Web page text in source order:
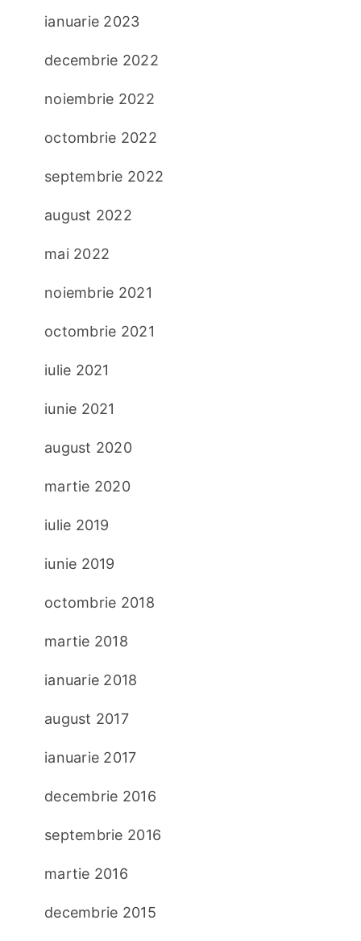
ianuarie 2023
decembrie 2022
noiembrie 2022
octombrie 2022
septembrie 2022
august 2022
mai 2022
noiembrie 2021
octombrie 2021
iulie 2021
iunie 2021
august 2020
martie 2020
iulie 2019
iunie 2019
octombrie 2018
martie 2018
ianuarie 2018
august 2017
ianuarie 2017
decembrie 2016
septembrie 2016
martie 2016
decembrie 2015